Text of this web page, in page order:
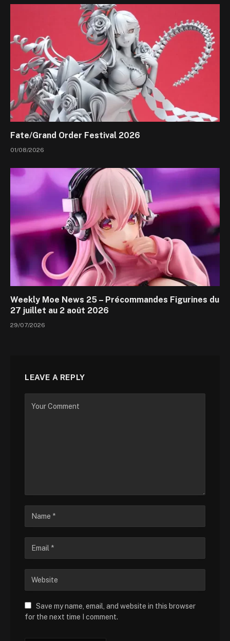
Fate/Grand Order Festival 2026
01/08/2026
Weekly Moe News 25 – Précommandes Figurines du
27 juillet au 2 août 2026
29/07/2026
LEAVE A REPLY
Save my name, email, and website in this browser
for the next time I comment.